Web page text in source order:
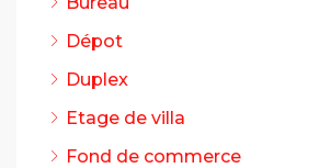
Dépot
Duplex
Etage de villa
Fond de commerce